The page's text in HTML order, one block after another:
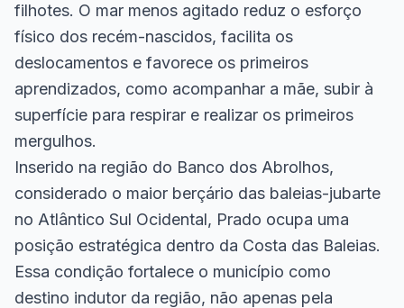
filhotes. O mar menos agitado reduz o esforço
físico dos recém-nascidos, facilita os
deslocamentos e favorece os primeiros
aprendizados, como acompanhar a mãe, subir à
superfície para respirar e realizar os primeiros
mergulhos.
Inserido na região do Banco dos Abrolhos,
considerado o maior berçário das baleias-jubarte
no Atlântico Sul Ocidental, Prado ocupa uma
posição estratégica dentro da Costa das Baleias.
Essa condição fortalece o município como
destino indutor da região, não apenas pela